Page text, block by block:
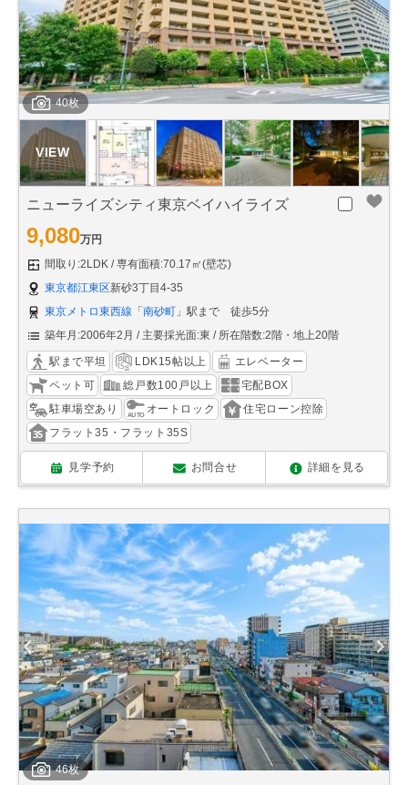
40枚
ニューライズシティ東京ベイハイライズ
9,080万円
間取り:2LDK
専有面積:70.17㎡(壁芯)
東京都江東区新砂3丁目4-35
東京メトロ東西線 「南砂町 」駅まで 徒歩5分
築年月:2006年2月
主要採光面:東 所在階数:2階・地上20階
駅まで平坦 LDK15帖以上
エレベーター
ペット可
総戸数100戸以上
宅配BOX
駐車場空あり
オートロック
住宅ローン控除
フラット35・フラット35S
見学予約 お問合せ 詳細を見る
46枚